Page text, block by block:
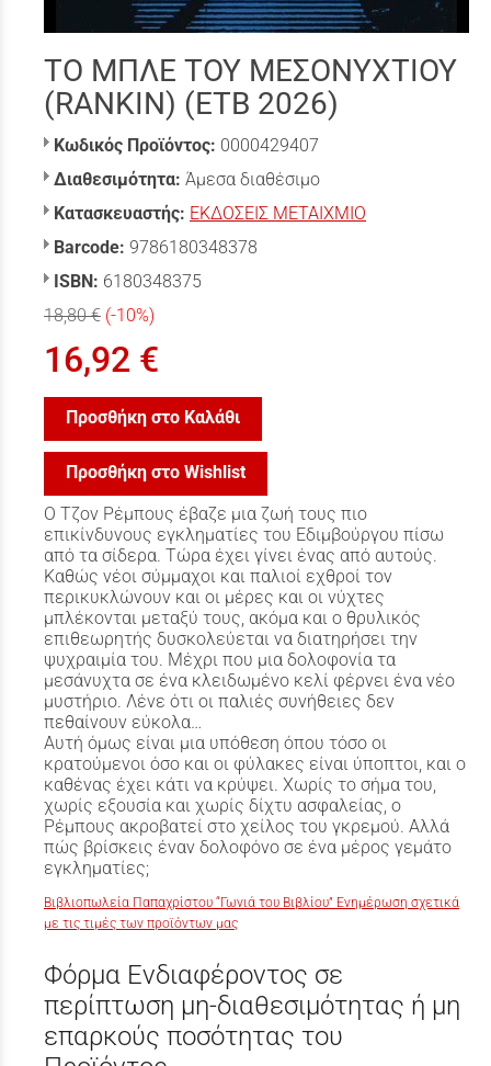
ΤΟ ΜΠΛΕ ΤΟΥ ΜΕΣΟΝΥΧΤΙΟΥ
(RANKIN) (ΕΤΒ 2026)
Κωδικός Προϊόντος: 0000429407
Διαθεσιμότητα: Άμεσα διαθέσιμο
Κατασκευαστής: ΕΚΔΟΣΕΙΣ ΜΕΤΑΙΧΜΙΟ
Barcode: 9786180348378
ISBN: 6180348375
18,80 € (-10%)
16,92 €
Προσθήκη στο Καλάθι
Προσθήκη στο Wishlist
Ο Τζον Ρέμπους έβαζε μια ζωή τους πιο
επικίνδυνους εγκληματίες του Εδιμβούργου πίσω
από τα σίδερα. Τώρα έχει γίνει ένας από αυτούς.
Καθώς νέοι σύμμαχοι και παλιοί εχθροί τον
περικυκλώνουν και οι μέρες και οι νύχτες
μπλέκονται μεταξύ τους, ακόμα και ο θρυλικός
επιθεωρητής δυσκολεύεται να διατηρήσει την
ψυχραιμία του. Μέχρι που μια δολοφονία τα
μεσάνυχτα σε ένα κλειδωμένο κελί φέρνει ένα νέο
μυστήριο. Λένε ότι οι παλιές συνήθειες δεν
πεθαίνουν εύκολα…
Αυτή όμως είναι μια υπόθεση όπου τόσο οι
κρατούμενοι όσο και οι φύλακες είναι ύποπτοι, και ο
καθένας έχει κάτι να κρύψει. Χωρίς το σήμα του,
χωρίς εξουσία και χωρίς δίχτυ ασφαλείας, ο
Ρέμπους ακροβατεί στο χείλος του γκρεμού. Αλλά
πώς βρίσκεις έναν δολοφόνο σε ένα μέρος γεμάτο
εγκληματίες;
Βιβλιοπωλεία Παπαχρίστου “Γωνιά του Βιβλίου” Ενημέρωση σχετικά
με τις τιμές των προϊόντων μας
Φόρμα Ενδιαφέροντος σε
περίπτωση μη-διαθεσιμότητας ή μη
επαρκούς ποσότητας του